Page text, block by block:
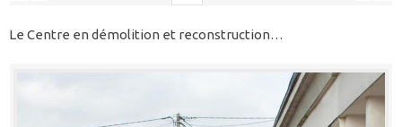
Le Centre en démolition et reconstruction…